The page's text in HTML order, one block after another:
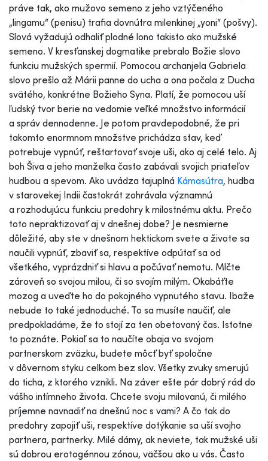
práve tak, ako mužovo semeno z jeho vztýčeného
„lingamu“ (penisu) trafia dovnútra milenkinej „yoni“ (pošvy).
Slová vyžadujú odhaliť plodné lono takisto ako mužské
semeno. V kresťanskej dogmatike prebralo Božie slovo
funkciu mužských spermií. Pomocou archanjela Gabriela
slovo prešlo až Márii panne do ucha a ona počala z Ducha
svätého, konkrétne Božieho Syna. Platí, že pomocou uší
ľudský tvor berie na vedomie veľké množstvo informácií
a správ dennodenne. Je potom pravdepodobné, že pri
takomto enormnom množstve prichádza stav, keď
potrebuje vypnúť, reštartovať svoje uši, ako aj celé telo. Aj
boh Šiva a jeho manželka často zabávali svojich priateľov
hudbou a spevom. Ako uvádza tajuplná Kámasútra, hudba
v starovekej Indii častokrát zohrávala významnú
a rozhodujúcu funkciu predohry k milostnému aktu. Prečo
toto nepraktizovať aj v dnešnej dobe? Je nesmierne
dôležité, aby ste v dnešnom hektickom svete a živote sa
naučili vypnúť, zbaviť sa, respektíve odpútať sa od
všetkého, vyprázdniť si hlavu a počúvať nemotu. Mlčte
zároveň so svojou milou, či so svojím milým. Okabáťte
mozog a uveďte ho do pokojného vypnutého stavu. Ibaže
nebude to také jednoduché. To sa musíte naučiť, ale
predpokladáme, že to stojí za ten obetovaný čas. Istotne
to poznáte. Pokiaľ sa to naučíte obaja vo svojom
partnerskom zväzku, budete môcť byť spoločne
v dôvernom styku celkom bez slov. Všetky zvuky smerujú
do ticha, z ktorého vznikli. Na záver ešte pár dobrý rád do
vášho intímneho života. Chcete svoju milovanú, či milého
príjemne navnadiť na dnešnú noc s vami? A čo tak do
predohry zapojiť uši, respektíve dotýkanie sa uší svojho
partnera, partnerky. Milé dámy, ak neviete, tak mužské uši
sú dobrou erotogénnou zónou, väčšou ako u vás. Často